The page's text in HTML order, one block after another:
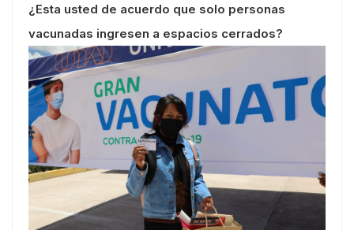
¿Esta usted de acuerdo que solo personas
vacunadas ingresen a espacios cerrados?